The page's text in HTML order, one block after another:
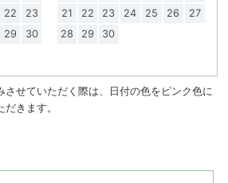
22
23
29
30
21
22 23 24 25 26
27
28
29 30
させていただく際は、日付の色をピンク色に
きます。